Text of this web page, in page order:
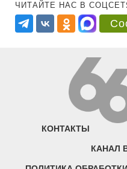
ЧИТАЙТЕ НАС В
КОНТАКТЫ
КАНАЛ В